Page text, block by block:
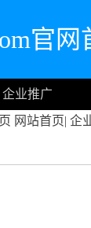
官网
企业推广
网站首页| 企